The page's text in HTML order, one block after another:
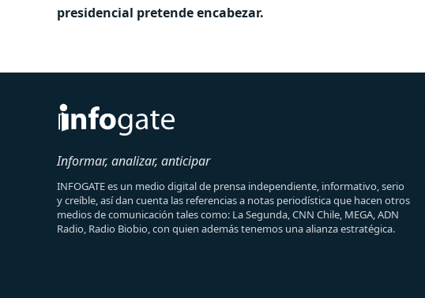
presidencial pretende encabezar.
Informar, analizar, anticipar
INFOGATE es un medio digital de prensa independiente, informativo, serio
y creíble, así dan cuenta las referencias a notas periodística que hacen otros
medios de comunicación tales como: La Segunda, CNN Chile, MEGA, ADN
Radio, Radio Biobio, con quien además tenemos una alianza estratégica.